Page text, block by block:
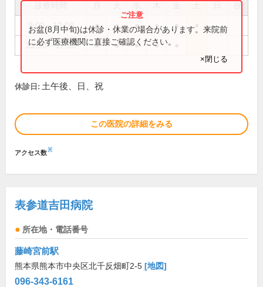
祝
9:00～12:00 ● ● ● ● ●
12:30～17:30 ● ● ● ●
お盆(8月中旬)は休診・休業の場合があります。来院前
に必ず医療機関に直接ご確認ください。
×閉じる
休診日: 土午後、日、祝
この医院の詳細をみる
アクセス数※
表参道吉田病院
所在地・電話番号
藤崎宮前駅
熊本県熊本市中央区北千反畑町2-5 [地図]
096-343-6161